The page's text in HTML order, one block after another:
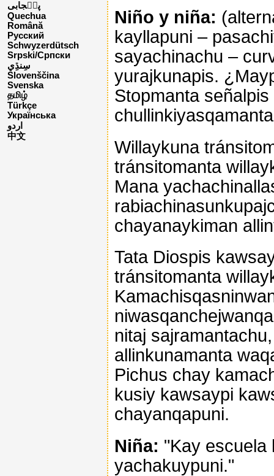
پن٘جابی
Quechua
Română
Русский
Schwyzerdütsch
Srpski/Српски
Slovenščina
Svenska
தமிழ்
Türkçe
Українська
اردو
中文
Niño y niña:
kayllapuni –
sayachinachu –
yurajkunapis.
Stopmanta señalpis
Willaykuna
tránsitomanta
Mana
chayanaykiman
Tata Diospis
tránsitomanta
nitaj
allinkunamanta
Pichus chay
kusiy kawsaypi
chayanqapuni.
Niña: "Kay escuela
yachakuypuni."